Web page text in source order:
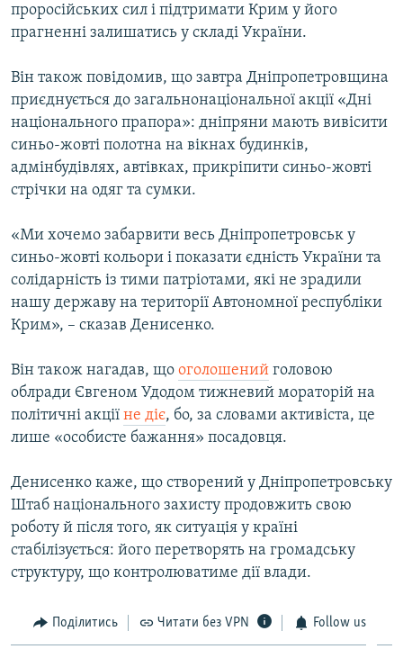
проросійських сил і підтримати Крим у його
прагненні залишатись у складі України.
Він також повідомив, що завтра Дніпропетровщина
приєднується до загальнонаціональної акції «Дні
національного прапора»: дніпряни мають вивісити
синьо-жовті полотна на вікнах будинків,
адмінбудівлях, автівках, прикріпити синьо-жовті
стрічки на одяг та сумки.
«Ми хочемо забарвити весь Дніпропетровськ у
синьо-жовті кольори і показати єдність України та
солідарність із тими патріотами, які не зрадили
нашу державу на території Автономної республіки
Крим», – сказав Денисенко.
Він також нагадав, що оголошений головою
облради Євгеном Удодом тижневий мораторій на
політичні акції не діє, бо, за словами активіста, це
лише «особисте бажання» посадовця.
Денисенко каже, що створений у Дніпропетровську
Штаб національного захисту продовжить свою
роботу й після того, як ситуація у країні
стабілізується: його перетворять на громадську
структуру, що контролюватиме дії влади.
Поділитись Читати без VPN Follow us